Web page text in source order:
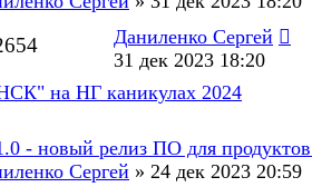
Даниленко Сергей
31 дек 2023 18:20
на НГ каникулах 2024
- новый релиз ПО для
Сергей » 24 дек 2023 20:59